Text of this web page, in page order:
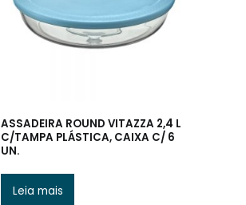
ASSADEIRA ROUND VITAZZA 2,4 L
C/TAMPA PLÁSTICA, CAIXA C/ 6
UN.
Leia mais